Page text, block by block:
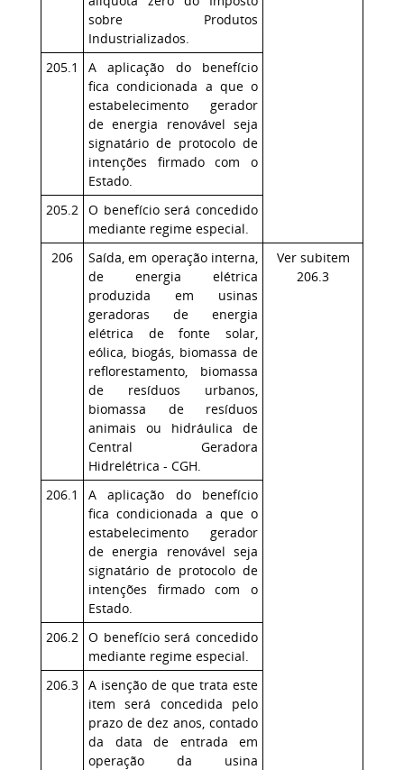
sobre Produtos
Industrializados.
205.1
A aplicação do benefício
fica condicionada a que o
estabelecimento gerador
de energia renovável seja
signatário de protocolo de
intenções firmado com o
Estado.
205.2 O benefício será concedido
mediante regime especial.
206
Saída, em operação interna,
de energia elétrica
produzida em usinas
geradoras de energia
elétrica de fonte solar,
eólica, biogás, biomassa de
reflorestamento, biomassa
de resíduos urbanos,
biomassa de resíduos
animais ou hidráulica de
Central Geradora
Hidrelétrica - CGH.
Ver subitem
206.3
206.1
A aplicação do benefício
fica condicionada a que o
estabelecimento gerador
de energia renovável seja
signatário de protocolo de
intenções firmado com o
Estado.
206.2 O benefício será concedido
mediante regime especial.
206.3 A isenção de que trata este
item será concedida pelo
prazo de dez anos, contado
da data de entrada em
operação da usina